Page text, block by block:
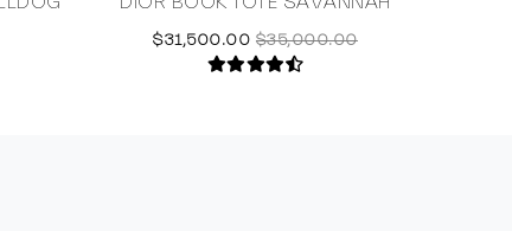
$31,500.00 $35,000.00